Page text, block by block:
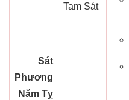
Sát
Phương
Năm Tỵ
Tam Sát